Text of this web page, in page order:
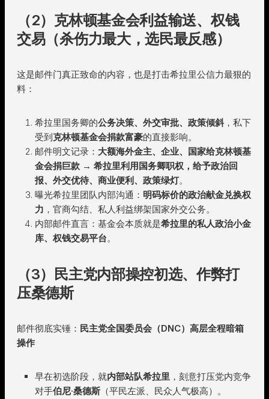
（2）克林顿基金会利益输送、权钱
交易（杀伤力最大，选民最反感）
这是邮件门真正致命的内容，也是打击希拉里公信力最狠的
料：
希拉里国务卿的公务决策、外交审批、政策倾斜，私下
受到克林顿基金会捐款富豪的直接影响。
邮件明文记录： 大额海外金主、企业、国家给克林顿基
金会捐巨款 → 希拉里利用国务卿职权，给予政治回
报、外交优待、商业便利、政策绿灯。
曝光希拉里团队内部沟通： 明码标价的政治献金兑换权
力 ，官商勾结、私人利益绑架国家外交公务。
内部邮件直言：基金会本质就是希拉里的私人政治小金
库、权钱交易平台。
（3）民主党内部操控初选、作弊打
压桑德斯
邮件彻底实锤： 民主党全国委员会（DNC）高层全程暗箱
操作
早在初选阶段，就内部站队希拉里 ，刻意打压党内竞争
对手伯尼·桑德斯（平民左派、民众人气极高）。